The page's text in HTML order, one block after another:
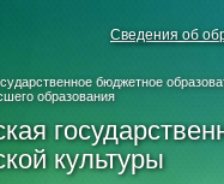
Сведения об
бюджетное
образования
культуры